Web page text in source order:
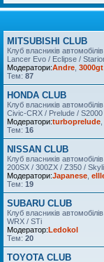
MITSUBISHI CLUB
Клуб власників
Lancer Evo / Eclipse /
Модератори:Andre 3000gt
Тем: 87
HONDA CLUB
Клуб власників
Civic-CRX / Prelude / S2000
Модератори:turboprelude
Тем: 16
NISSAN CLUB
Клуб власників
200SX / 300ZX / Z350 /
Модератори:Japanese
Тем: 19
SUBARU CLUB
Клуб власників
WRX / STi
Модератор:Ledokol
Тем: 20
TOYOTA CLUB